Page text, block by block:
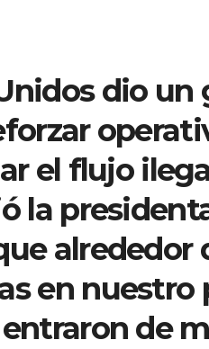
dio
el flujo
la
alrededor
en nuestro
de